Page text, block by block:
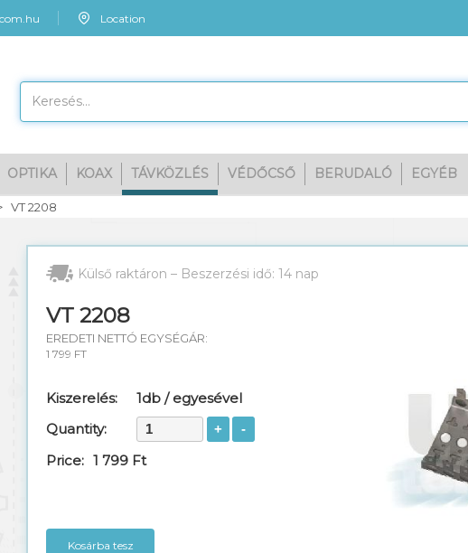
Location
OPTIKA KOAX TÁVKÖZLÉS VÉDŐCSŐ BERUDALÓ EGYÉB
VT 2208
Külső raktáron – Beszerzési idő: 14 nap
VT 2208
EREDETI NETTÓ EGYSÉGÁR:
1 799 FT
Kiszerelés:
1db / egyesével
Quantity:
Price: 1 799 Ft
Kosárba tesz